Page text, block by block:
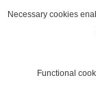
Necessary cookies
Functional